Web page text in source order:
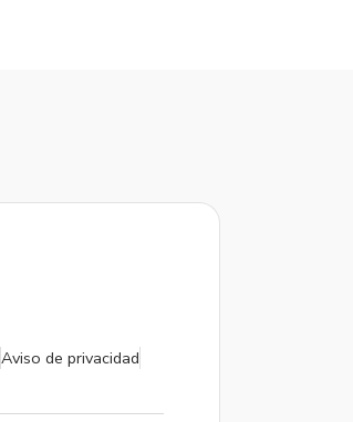
Aviso de privacidad